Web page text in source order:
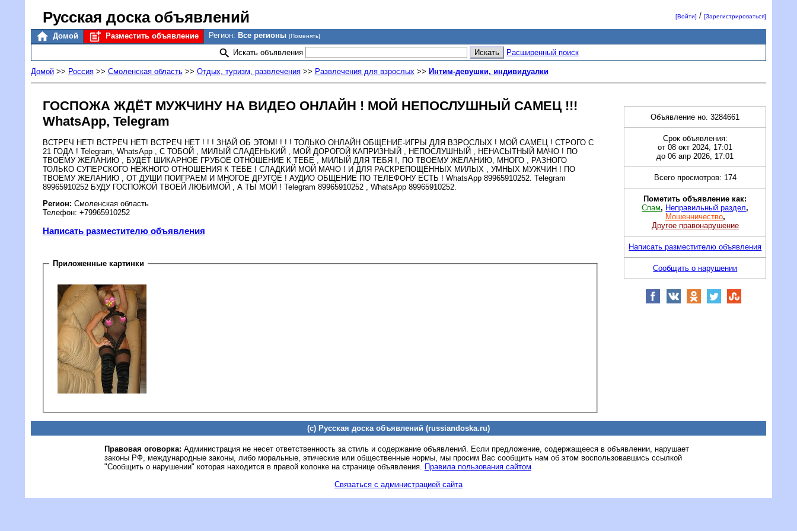
Русская доска объявлений [Войти] /[Зарегистрироваться]
Домой Разместить объявление Регион: Все регионы [Поменять]
Искать объявления Расширенный поиск
Домой>> Россия>> Смоленская область>> Отдых, туризм, развлечения>> Развлечения для взрослых>> Интим-девушки, индивидуалки
ГОСПОЖА ЖДЁТ МУЖЧИНУ НА ВИДЕО ОНЛАЙН ! МОЙ НЕПОСЛУШНЫЙ САМЕЦ !!!
WhatsApp, Telegram
ВСТРЕЧ НЕТ! ВСТРЕЧ НЕТ! ВСТРЕЧ НЕТ ! ! ! ЗНАЙ ОБ ЭТОМ! ! ! ! ТОЛЬКО ОНЛАЙН ОБЩЕНИЕ-ИГРЫ ДЛЯ ВЗРОСЛЫХ ! МОЙ САМЕЦ ! СТРОГО С
21 ГОДА ! Telegram, WhatsApp , С ТОБОЙ , МИЛЫЙ СЛАДЕНЬКИЙ , МОЙ ДОРОГОЙ КАПРИЗНЫЙ , НЕПОСЛУШНЫЙ , НЕНАСЫТНЫЙ МАЧО ! ПО
ТВОЕМУ ЖЕЛАНИЮ , БУДЕТ ШИКАРНОЕ ГРУБОЕ ОТНОШЕНИЕ К ТЕБЕ , МИЛЫЙ ДЛЯ ТЕБЯ !, ПО ТВОЕМУ ЖЕЛАНИЮ, МНОГО , РАЗНОГО
ТОЛЬКО СУПЕРСКОГО НЕЖНОГО ОТНОШЕНИЯ К ТЕБЕ ! СЛАДКИЙ МОЙ МАЧО ! И ДЛЯ РАСКРЕПОЩЁННЫХ МИЛЫХ , УМНЫХ МУЖЧИН ! ПО
ТВОЕМУ ЖЕЛАНИЮ , ОТ ДУШИ ПОИГРАЕМ И МНОГОЕ ДРУГОЕ ! АУДИО ОБЩЕНИЕ ПО ТЕЛЕФОНУ ЕСТЬ ! WhatsApp 89965910252. Telegram
89965910252 БУДУ ГОСПОЖОЙ ТВОЕЙ ЛЮБИМОЙ , А ТЫ МОЙ ! Telegram 89965910252 , WhatsApp 89965910252.
Регион: Смоленская область
Телефон: +79965910252
Написать разместителю объявления
Приложенные картинки
Объявление но. 3284661
Срок объявления:
от 08 окт 2024, 17:01
до 06 апр 2026, 17:01
Всего просмотров: 174
Пометить объявление как:
Спам, Неправильный раздел,
Мошенничество,
Другое правонарушение
Написать разместителю объявления
Сообщить о нарушении
(c) Русская доска объявлений (russiandoska.ru)
Правовая оговорка: Администрация не несет ответственность за стиль и содержание объявлений. Если предложение, содержащееся в объявлении, нарушает
законы РФ, международные законы, либо моральные, этические или общественные нормы, мы просим Вас сообщить нам об этом воспользовавшись ссылкой
"Сообщить о нарушении" которая находится в правой колонке на странице объявления. Правила пользования сайтом
Связаться с администрацией сайта